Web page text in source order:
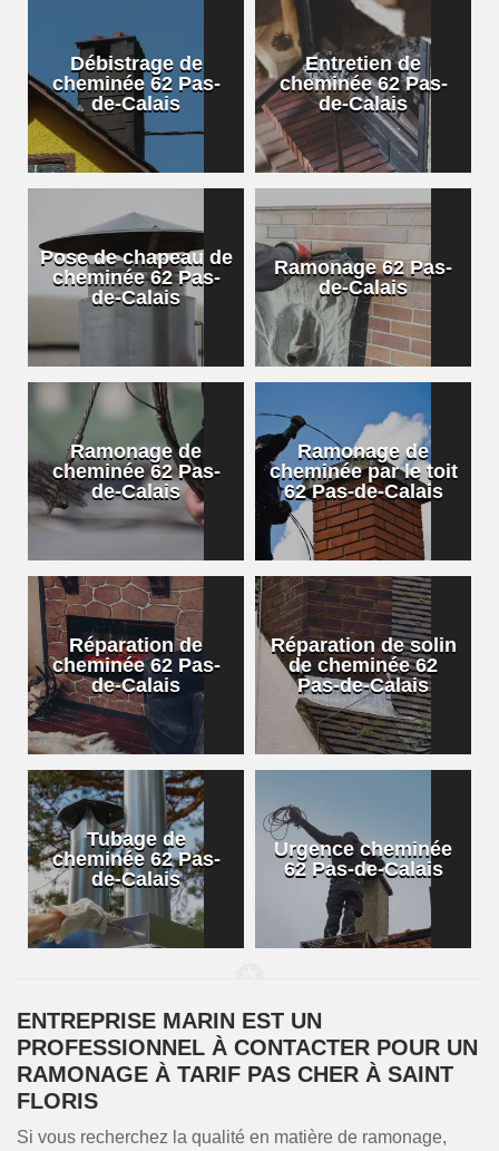
Débistrage de
cheminée 62 Pas-
de-Calais
Entretien de
cheminée 62 Pas-
de-Calais
Pose de chapeau de
cheminée 62 Pas-
de-Calais
Ramonage 62 Pas-
de-Calais
Ramonage de
cheminée 62 Pas-
de-Calais
Ramonage de
cheminée par le toit
62 Pas-de-Calais
Réparation de
cheminée 62 Pas-
de-Calais
Réparation de solin
de cheminée 62
Pas-de-Calais
Tubage de
cheminée 62 Pas-
de-Calais
Urgence cheminée
62 Pas-de-Calais
ENTREPRISE MARIN EST UN
PROFESSIONNEL À CONTACTER POUR UN
RAMONAGE À TARIF PAS CHER À SAINT
FLORIS
Si vous recherchez la qualité en matière de ramonage,